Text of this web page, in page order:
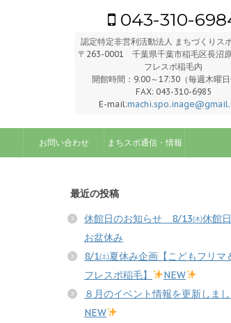
043-310-
認定特定非営利活動法人 まちづくりス
〒263-0001 千葉県千葉市稲毛区長沼
フレスポ稲毛内
開館時間：9:00～17:30（毎週木曜日
FAX: 043-310-6985
E-mail:
お問い合わせ まちスポ通信・情報
最近の投稿
休館日のお知らせ 8/13㈭休館
お盆休み
8/1㈯夏休み企画【こどもフリマ
フレスポ稲毛】
NEW
８月のイベント情報を更新しま
NEW